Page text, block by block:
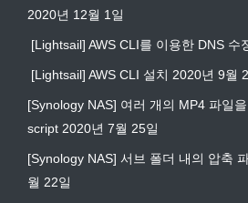
2020년 12월 1일
[Lightsail] AWS CLI를 이용한 DNS 수
[Lightsail] AWS CLI 설치 2020년 9월
[Synology NAS] 여러 개의 MP4 파일
script 2020년 7월 25일
[Synology NAS] 서브 폴더 내의 압축
월 22일